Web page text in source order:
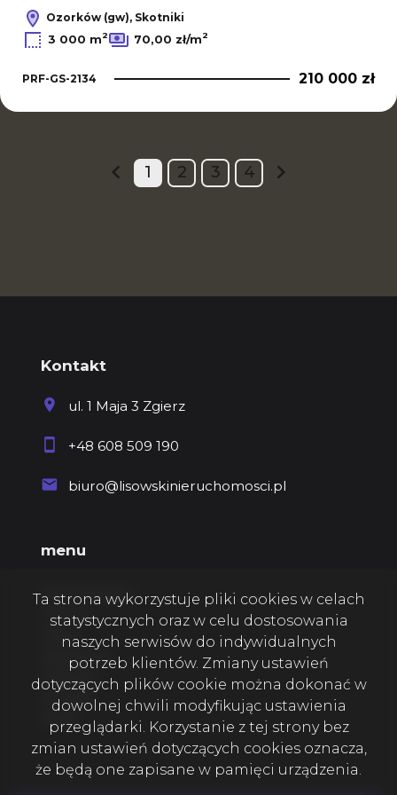
Ozorków (gw), Skotniki
3 000 m2 70,00 zł/m2
PRF-GS-2134 210 000 zł
prev
1 2 3 4
next
Kontakt
ul. 1 Maja 3 Zgierz
+48 608 509 190
biuro@lisowskinieruchomosci.pl
menu
Strona główna
O firmie
Zgłoszenia
Ulubione
Kontakt
Ta strona wykorzystuje pliki cookies w celach
statystycznych oraz w celu dostosowania
naszych serwisów do indywidualnych
potrzeb klientów. Zmiany ustawień
dotyczących plików cookie można dokonać w
dowolnej chwili modyfikując ustawienia
przeglądarki. Korzystanie z tej strony bez
zmian ustawień dotyczących cookies oznacza,
że będą one zapisane w pamięci urządzenia.